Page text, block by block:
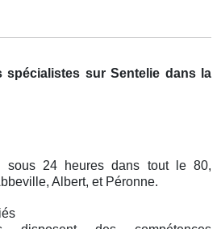
spécialistes sur Sentelie dans la
sous 24 heures dans tout le 80,
Albert, et Péronne.